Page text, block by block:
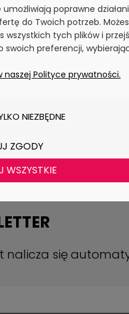
Charms Srebro 925
by Czerwiński -
nalicza się
poprawne
do Twoich potrzeb.
wszystkich tych plików i
swoich preferencji,
Polityce prywatności.
NIEZBĘDNE
ZGODY
WSZYSTKIE